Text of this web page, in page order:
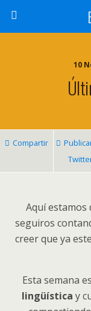
10
Compartir
Aquí estamos
seguiros
creer que ya
Esta semana
lingüística y